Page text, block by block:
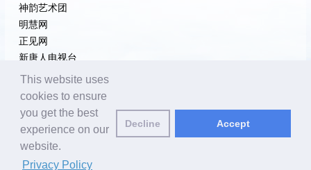
神韵艺术团
明慧网
正见网
新唐人电视台
大纪元新闻网
希望之声
追查国际
编辑邮箱: editor@yuanming.net
This website uses
cookies to ensure
you get the best
experience on our
website.
Privacy Policy
Decline Accept